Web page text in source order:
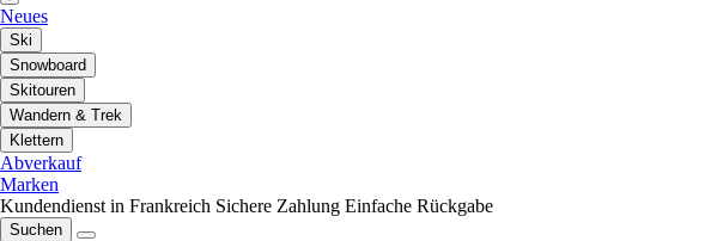
Neues
Ski
Snowboard
Skitouren
Wandern & Trek
Klettern
Abverkauf
Marken
Kundendienst in Frankreich Sichere Zahlung Einfache Rückgabe
Suchen